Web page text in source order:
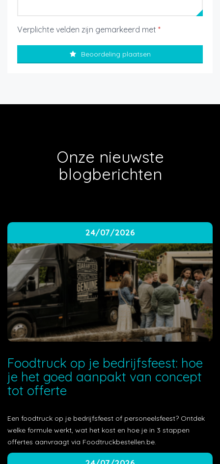
Verplichte velden zijn gemarkeerd met *
Beoordeling plaatsen
Onze nieuwste
blogberichten
24/07/2026
Foodtruck op je bedrijfsfeest: hoe
je het goed aanpakt van concept
tot offerte
Een foodtruck op je bedrijfsfeest of personeelsfeest? Ontdek
welke formule werkt, wat het kost en hoe je in 3 stappen
offertes aanvraagt via Foodtruckbestellen.be.